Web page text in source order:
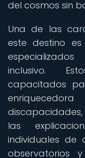
del cosmos sin
Una de las
este destino
inclusivo.
capacitados
las
individuales de
observatorios